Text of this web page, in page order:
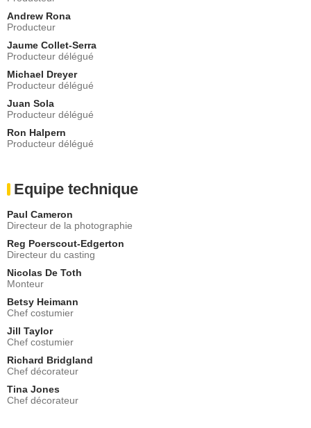
Andrew Rona
Producteur
Jaume Collet-Serra
Producteur délégué
Michael Dreyer
Producteur délégué
Juan Sola
Producteur délégué
Ron Halpern
Producteur délégué
Equipe technique
Paul Cameron
Directeur de la photographie
Reg Poerscout-Edgerton
Directeur du casting
Nicolas De Toth
Monteur
Betsy Heimann
Chef costumier
Jill Taylor
Chef costumier
Richard Bridgland
Chef décorateur
Tina Jones
Chef décorateur